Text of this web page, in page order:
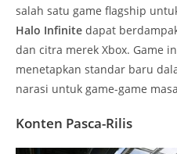
salah satu game flagship
Halo Infinite dapat
dan citra merek Xbox. Game
menetapkan standar baru
narasi untuk game-game
Konten Pasca-Rilis